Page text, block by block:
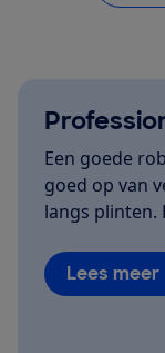
Een goede
goed op van
langs plinten.
Lees meer